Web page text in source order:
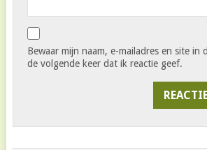
Bewaar mijn naam, e-mailadres en site in
de volgende keer dat ik reactie geef.